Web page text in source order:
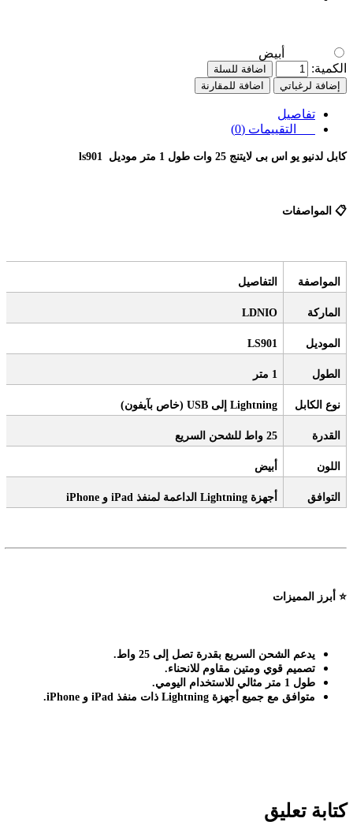
أبيض
الكمية:
اضافة للسلة
إضافة لرغباتي
اضافة للمقارنة
تفاصيل
التقييمات (0)
كابل لدنيو يو اس بى لايتنج 25 وات طول 1 متر موديل ls901
📋 المواصفات
المواصفة التفاصيل
الماركة LDNIO
الموديل LS901
الطول 1 متر
نوع الكابل USB إلى Lightning ( خاص بآيفون)
القدرة 25 واط للشحن السريع
اللون أبيض
التوافق أجهزة iPhone وiPad الداعمة لمنفذ Lightning
⭐ أبرز المميزات
يدعم الشحن السريع بقدرة تصل إلى 25 واط
.
تصميم قوي ومتين مقاوم للانحناء.
طول 1 متر مثالي للاستخدام اليومي
.
متوافق مع جميع أجهزة
و iPad ذات منفذ Lightning.
كتابة تعليق